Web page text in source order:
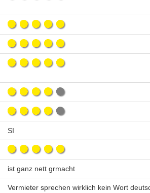
SI
ist ganz nett grmacht
Vermieter sprechen wirklich kein Wort